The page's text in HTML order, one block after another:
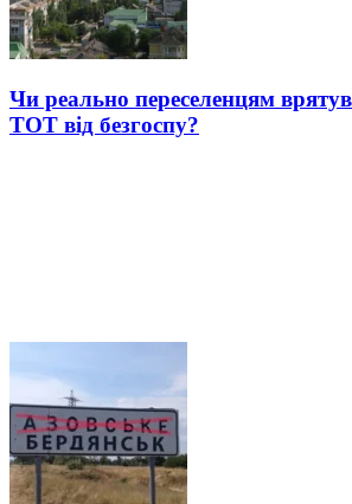
Чи реально переселенцям
ТОТ від безгоспу?